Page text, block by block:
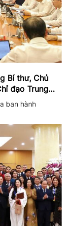
Bí thư, Chủ
đạo Trung
ban hành